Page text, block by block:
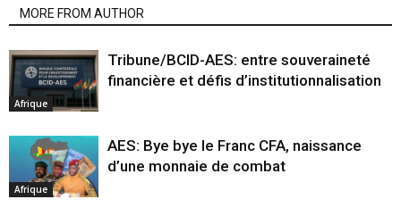
MORE FROM AUTHOR
Afrique
Tribune/BCID-AES: entre souveraineté
financière et défis d’institutionnalisation
Afrique
AES: Bye bye le Franc CFA, naissance
d’une monnaie de combat